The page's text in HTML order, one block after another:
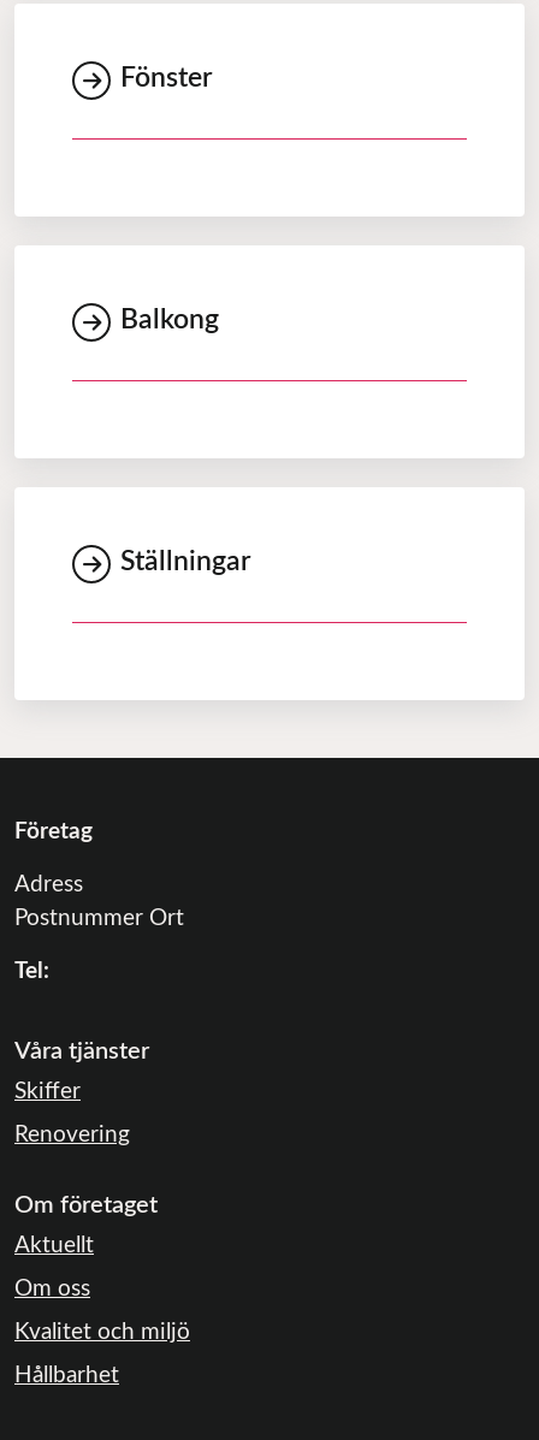
Fönster
Balkong
Ställningar
Företag
Adress
Postnummer Ort
Tel:
Våra tjänster
Skiffer
Renovering
Om företaget
Aktuellt
Om oss
Kvalitet och miljö
Hållbarhet